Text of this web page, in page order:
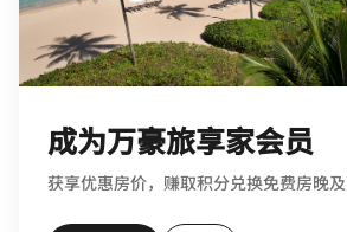
成为万豪旅享家会员
获享优惠房价，赚取积分兑换免费房晚及